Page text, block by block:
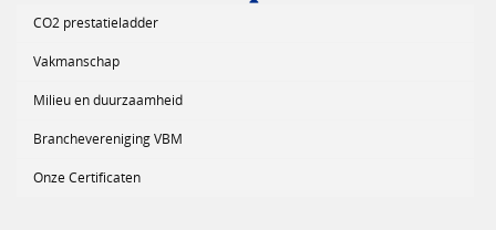
CO2 prestatieladder
Vakmanschap
Milieu en duurzaamheid
Branchevereniging VBM
Onze Certificaten